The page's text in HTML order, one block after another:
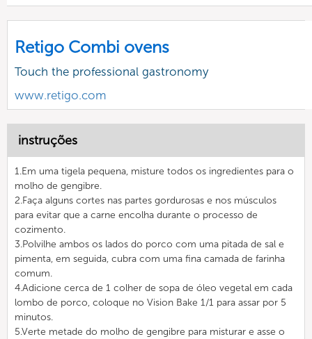
Retigo Combi ovens
Touch the professional gastronomy
www.retigo.com
instruções
1.Em uma tigela pequena, misture todos os ingredientes para o
molho de gengibre.
2.Faça alguns cortes nas partes gordurosas e nos músculos
para evitar que a carne encolha durante o processo de
cozimento.
3.Polvilhe ambos os lados do porco com uma pitada de sal e
pimenta, em seguida, cubra com uma fina camada de farinha
comum.
4.Adicione cerca de 1 colher de sopa de óleo vegetal em cada
lombo de porco, coloque no Vision Bake 1/1 para assar por 5
minutos.
5.Verte metade do molho de gengibre para misturar e asse o